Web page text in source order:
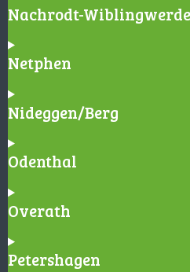
Nachrodt-Wiblingwerde
Netphen
Nideggen/Berg
Odenthal
Overath
Petershagen